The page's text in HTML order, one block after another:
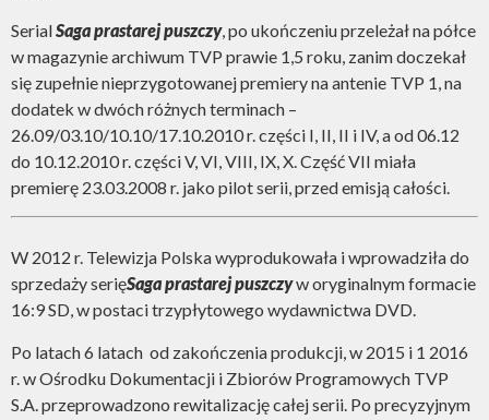
SerialSaga prastarej puszczy, po ukończeniu przeleżał na półce
w magazynie archiwum TVP prawie 1,5 roku, zanim doczekał
się zupełnie nieprzygotowanej premiery na antenie TVP 1, na
dodatek w dwóch różnych terminach –
26.09/03.10/10.10/17.10.2010 r. części I, II, II i IV, a od 06.12
do 10.12.2010 r. części V, VI, VIII, IX, X. Część VII miała
premierę 23.03.2008 r. jako pilot serii, przed emisją całości.
W 2012 r. Telewizja Polska wyprodukowała i wprowadziła do
sprzedaży serięSaga prastarej puszczyw oryginalnym formacie
16:9 SD, w postaci trzypłytowego wydawnictwa DVD.
Po latach 6 latach od zakończenia produkcji, w 2015 i 1 2016
r. w Ośrodku Dokumentacji i Zbiorów Programowych TVP
S.A. przeprowadzono rewitalizację całej serii. Po precyzyjnym